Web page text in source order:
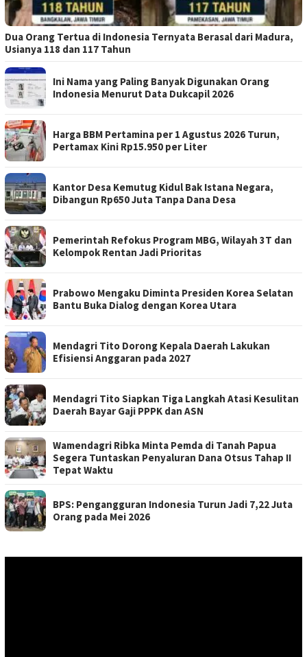
Dua Orang Tertua di Indonesia Ternyata Berasal dari Madura,
Usianya 118 dan 117 Tahun
Ini Nama yang Paling Banyak Digunakan Orang
Indonesia Menurut Data Dukcapil 2026
Harga BBM Pertamina per 1 Agustus 2026 Turun,
Pertamax Kini Rp15.950 per Liter
Kantor Desa Kemutug Kidul Bak Istana Negara,
Dibangun Rp650 Juta Tanpa Dana Desa
Pemerintah Refokus Program MBG, Wilayah 3T dan
Kelompok Rentan Jadi Prioritas
Prabowo Mengaku Diminta Presiden Korea Selatan
Bantu Buka Dialog dengan Korea Utara
Mendagri Tito Dorong Kepala Daerah Lakukan
Efisiensi Anggaran pada 2027
Mendagri Tito Siapkan Tiga Langkah Atasi Kesulitan
Daerah Bayar Gaji PPPK dan ASN
Wamendagri Ribka Minta Pemda di Tanah Papua
Segera Tuntaskan Penyaluran Dana Otsus Tahap II
Tepat Waktu
BPS: Pengangguran Indonesia Turun Jadi 7,22 Juta
Orang pada Mei 2026